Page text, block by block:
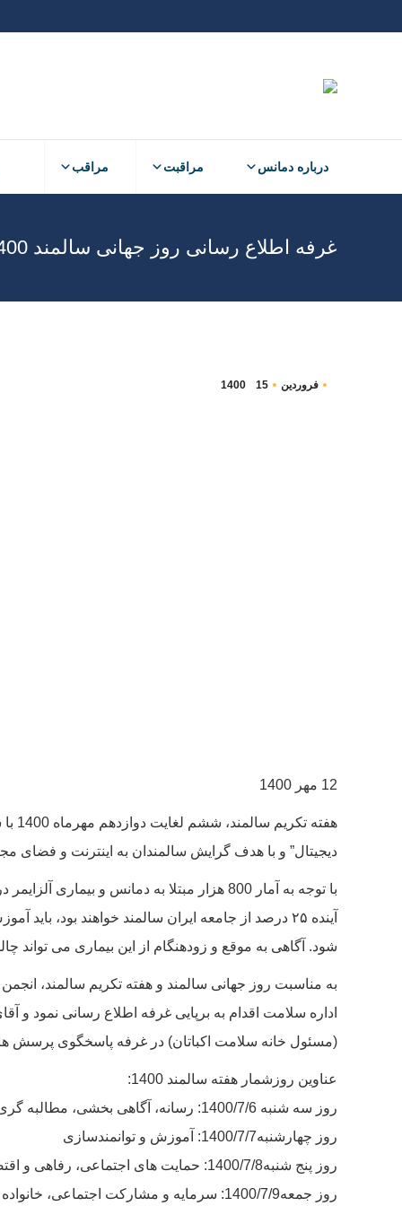
درباره دمانس مراقبت مراقب
غرفه اطلاع رسانی روز جهانی سالمند 1400-2021
فروردین 15
1400
12 مهر 1400
دیجیتال” و با هدف گرایش سالمندان به اینترنت و
با توجه به آمار 800 هزار مبتلا به دمانس و
آینده ۲۵ درصد از جامعه ایران سالمند خواهند بود،
شود. آگاهی به موقع و زودهنگام از این بیماری می تواند
اداره سلامت اقدام به برپایی غرفه اطلاع رسانی نمود و
(مسئول خانه سلامت اکباتان) در غرفه پاسخگوی پرسش های
عناوین روزشمار هفته سالمند 1400:
روز سه شنبه 1400/7/6: رسانه، آگاهی بخشی، مطالبه گری، فرهنگ و گفتمان سازی
روز چهارشنبه1400/7/7: آموزش و توانمندسازی
روز پنج شنبه1400/7/8: حمایت های اجتماعی، رفاهی و اقتصادی
روز جمعه1400/7/9: سرمایه و مشارکت اجتماعی، خانواده و جامعه